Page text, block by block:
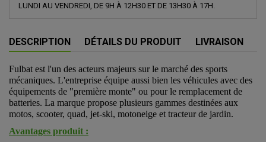
LUNDI AU VENDREDI, DE 9H À 12H30 ET DE 13H30 À 17H.
DESCRIPTION DÉTAILS DU PRODUIT LIVRAISON
Fulbat est l'un des acteurs majeurs sur le marché des sports
mécaniques. L'entreprise équipe aussi bien les véhicules avec des
équipements de "première monte" ou pour le remplacement de
batteries. La marque propose plusieurs gammes destinées aux
motos, scooter, quad, jet-ski, motoneige et tracteur de jardin.
Avantages produit :